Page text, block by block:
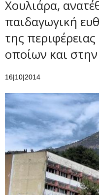
Χουλιάρα,
παιδαγωγική
της
οποίων και
16|10|2014